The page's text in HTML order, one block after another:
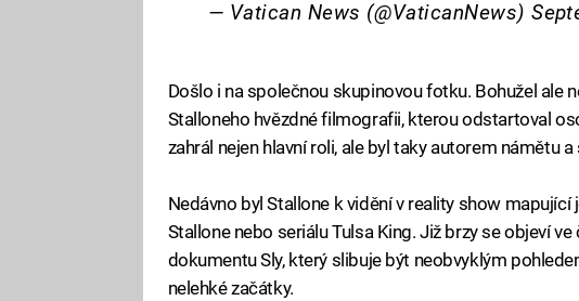
— Vatican News (@VaticanNews)
Došlo i na společnou skupinovou fotku. Bohužel ale
Stalloneho hvězdné filmografii, kterou odstartoval
zahrál nejen hlavní roli, ale byl taky autorem námětu a
Nedávno byl Stallone k vidění v reality show mapující
Stallone nebo seriálu Tulsa King. Již brzy se objeví
dokumentu Sly, který slibuje být neobvyklým
nelehké začátky.